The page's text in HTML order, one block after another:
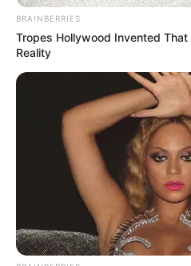
Jumlah Anggota:
3 Member
Girls’ Alert adalah girl group
naungan Root Entertainment dan
memulai debut pada 25 Mei 2017
(Dream girls).
BRAINBERRIES
Tropes Hollywood Invented
Reality